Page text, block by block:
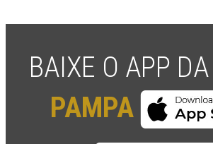
BAIXE O APP DA
PAMPA